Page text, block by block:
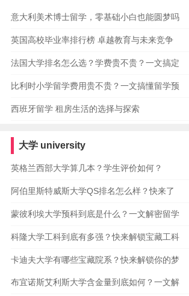
意大利美术博士留学，零基础小白也能圆梦吗
英国高校毕业率排行榜 卓越教育与未来竞争
法国大学排名怎么选？学费贵不贵？一文搞定
比利时小学留学费用贵不贵？一文搞懂留学预
西班牙留学 租房生活的选择与探索
大学 university
英格兰西部大学算几本？学生评价如何？
阿伯里斯特威斯大学QS排名怎么样？快来了
蒙彼利埃大学预科到底是什么？一文解密留学
科隆大学工科到底有多强？快来解锁宝藏工科
卡迪夫大学有哪些宝藏院系？快来解锁你的梦
布宜诺斯艾利斯大学含金量到底如何？一文解